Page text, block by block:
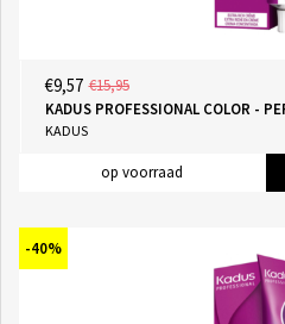
€9,57 €15,95
KADUS PROFESSIONAL COLOR -
KADUS
op voorraad
-40%